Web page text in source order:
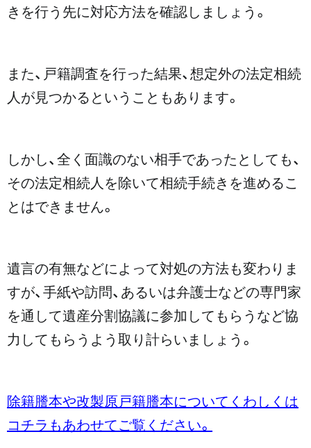
きを行う先に対応方法を確認しましょう。
また、戸籍調査を行った結果、想定外の法定相続
人が見つかるということもあります。
しかし、全く面識のない相手であったとしても、
その法定相続人を除いて相続手続きを進めるこ
とはできません。
遺言の有無などによって対処の方法も変わりま
すが、手紙や訪問、あるいは弁護士などの専門家
を通して遺産分割協議に参加してもらうなど協
力してもらうよう取り計らいましょう。
除籍謄本や改製原戸籍謄本についてくわしくは
コチラもあわせてご覧ください。